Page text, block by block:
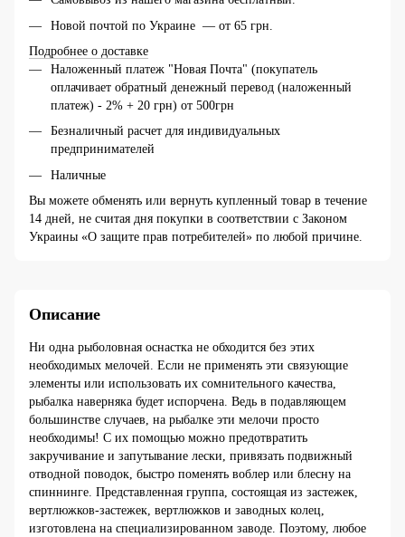
Новой почтой по Украине — от 65 грн.
Подробнее о доставке
Наложенный платеж "Новая Почта" (покупатель
оплачивает обратный денежный перевод (наложенный
платеж) - 2% + 20 грн) от 500грн
Безналичный расчет для индивидуальных
предпринимателей
Наличные
Вы можете обменять или вернуть купленный товар в течение
14 дней, не считая дня покупки в соответствии с Законом
Украины «О защите прав потребителей» по любой причине.
Описание
Ни одна рыболовная оснастка не обходится без этих
необходимых мелочей. Если не применять эти связующие
элементы или использовать их сомнительного качества,
рыбалка наверняка будет испорчена. Ведь в подавляющем
большинстве случаев, на рыбалке эти мелочи просто
необходимы! С их помощью можно предотвратить
закручивание и запутывание лески, привязать подвижный
отводной поводок, быстро поменять воблер или блесну на
спиннинге. Представленная группа, состоящая из застежек,
вертлюжков-застежек, вертлюжков и заводных колец,
изготовлена на специализированном заводе. Поэтому, любое